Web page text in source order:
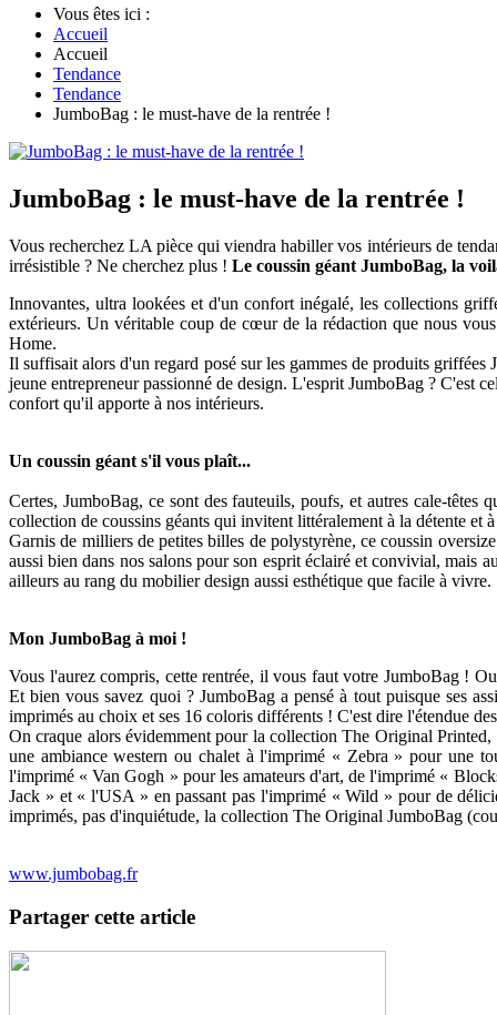
Vous êtes ici :
Accueil
Accueil
Tendance
Tendance
JumboBag : le must-have de la rentrée !
JumboBag : le must-have de la rentrée !
Vous recherchez LA pièce qui viendra habiller vos intérieurs de
irrésistible ? Ne cherchez plus ! Le coussin géant JumboBag, la
Innovantes, ultra lookées et d'un confort inégalé, les collections
extérieurs. Un véritable coup de cœur de la rédaction que nous
Home.
Il suffisait alors d'un regard posé sur les gammes de produits
jeune entrepreneur passionné de design. L'esprit JumboBag ? C'est
confort qu'il apporte à nos intérieurs.
Un coussin géant s'il vous plaît...
Certes, JumboBag, ce sont des fauteuils, poufs, et autres cale-
collection de coussins géants qui invitent littéralement à la détente et
Garnis de milliers de petites billes de polystyrène, ce coussin
aussi bien dans nos salons pour son esprit éclairé et convivial, mais
ailleurs au rang du mobilier design aussi esthétique que facile à vivre.
Mon JumboBag à moi !
Vous l'aurez compris, cette rentrée, il vous faut votre JumboBag !
Et bien vous savez quoi ? JumboBag a pensé à tout puisque ses
imprimés au choix et ses 16 coloris différents ! C'est dire l'étendue
On craque alors évidemment pour la collection The Original
une ambiance western ou chalet à l'imprimé « Zebra » pour une
l'imprimé « Van Gogh » pour les amateurs d'art, de l'imprimé «
Jack » et « l'USA » en passant pas l'imprimé « Wild » pour de
imprimés, pas d'inquiétude, la collection The Original JumboBag
www.jumbobag.fr
Partager cette article